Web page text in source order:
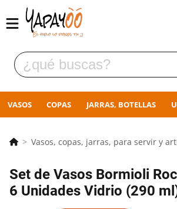
VASOS COPAS JARRAS, BOTELLAS
Vasos, copas, jarras, para servir y
Set de Vasos Bormioli
6 Unidades Vidrio (290